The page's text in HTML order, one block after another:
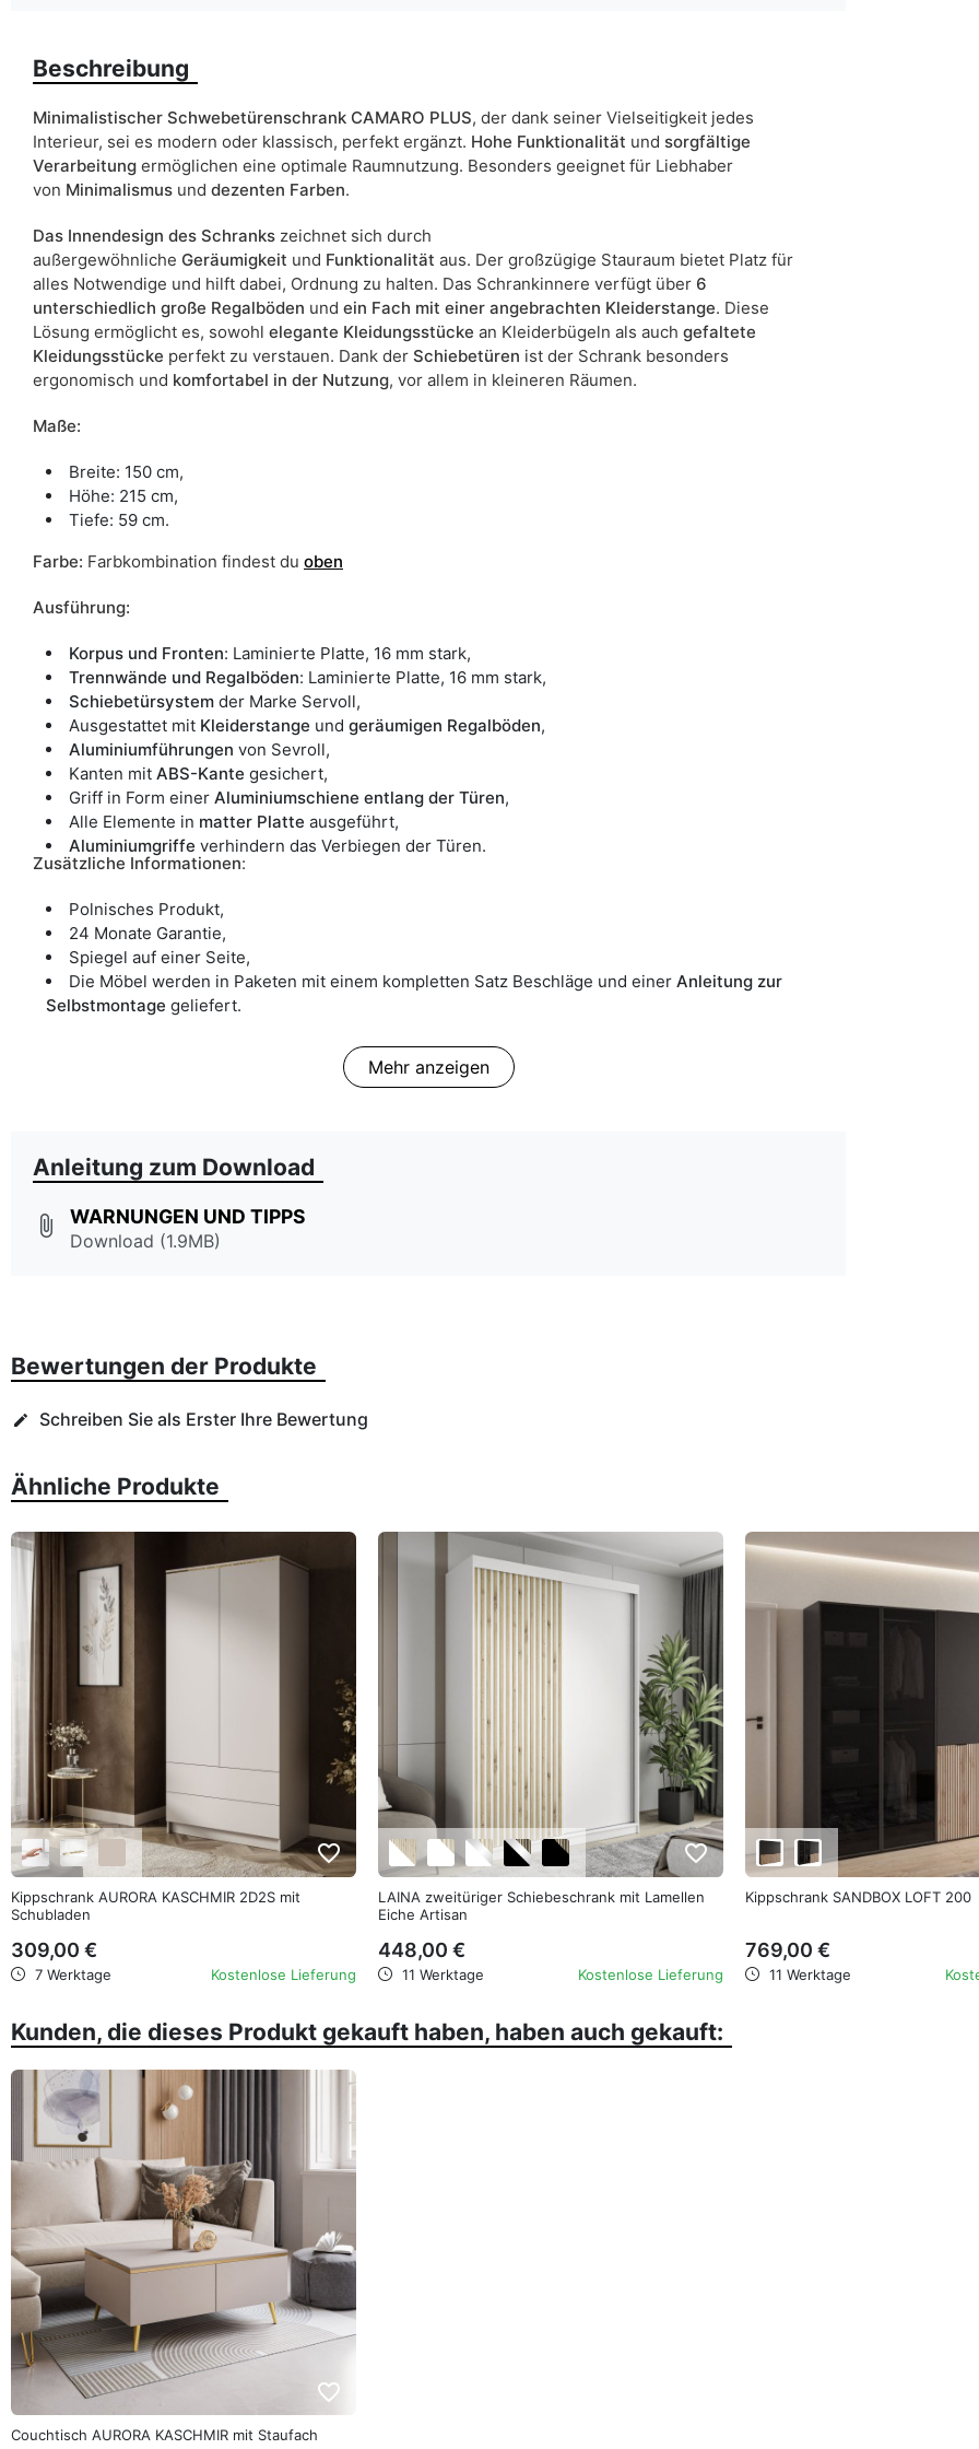
Spiegel
ean13 5905723949016
Liefertermin: 11 Werktage
Aufgrund des Produktionsprozesses und der Materialeigenschaften sind Maßabweichungen von +/- 2–3 cm möglich.
Beschreibung
Minimalistischer Schwebetürenschrank CAMARO PLUS, der dank seiner Vielseitigkeit jedes
Interieur, sei es modern oder klassisch, perfekt ergänzt. Hohe Funktionalität und sorgfältige
Verarbeitung ermöglichen eine optimale Raumnutzung. Besonders geeignet für Liebhaber
von Minimalismus und dezenten Farben.
Das Innendesign des Schranks zeichnet sich durch
außergewöhnliche Geräumigkeit und Funktionalität aus. Der großzügige Stauraum bietet Platz für
alles Notwendige und hilft dabei, Ordnung zu halten. Das Schrankinnere verfügt über 6
unterschiedlich große Regalböden und ein Fach mit einer angebrachten Kleiderstange. Diese
Lösung ermöglicht es, sowohl elegante Kleidungsstücke an Kleiderbügeln als auch gefaltete
Kleidungsstücke perfekt zu verstauen. Dank der Schiebetüren ist der Schrank besonders
ergonomisch und komfortabel in der Nutzung, vor allem in kleineren Räumen.
Maße:
Breite: 150 cm,
Höhe: 215 cm,
Tiefe: 59 cm.
Farbe: Farbkombination findest du oben
Ausführung:
Korpus und Fronten: Laminierte Platte, 16 mm stark,
Trennwände und Regalböden: Laminierte Platte, 16 mm stark,
Schiebetürsystem der Marke Servoll,
Ausgestattet mit Kleiderstange und geräumigen Regalböden,
Aluminiumführungen von Sevroll,
Kanten mit ABS-Kante gesichert,
Griff in Form einer Aluminiumschiene entlang der Türen,
Alle Elemente in matter Platte ausgeführt,
Aluminiumgriffe verhindern das Verbiegen der Türen.
Zusätzliche Informationen:
Polnisches Produkt,
24 Monate Garantie,
Spiegel auf einer Seite,
Die Möbel werden in Paketen mit einem kompletten Satz Beschläge und einer Anleitung zur
Selbstmontage geliefert.
Mehr anzeigen
Anleitung zum Download
attach_file WARNUNGEN UND TIPPS
Download (1.9MB)
Bewertungen der Produkte
edit Schreiben Sie als Erster Ihre Bewertung
Ähnliche Produkte
favorite_border
Kippschrank AURORA KASCHMIR 2D2S mit
Schubladen
309,00 €
7 Werktage Kostenlose Lieferung
favorite_border
LAINA zweitüriger Schiebeschrank mit Lamellen
Eiche Artisan
448,00 €
11 Werktage Kostenlose Lieferung
Kippschrank SANDBOX LOFT 200
769,00 €
11 Werktage
Kunden, die dieses Produkt gekauft haben, haben auch gekauft:
favorite_border
Couchtisch AURORA KASCHMIR mit Staufach